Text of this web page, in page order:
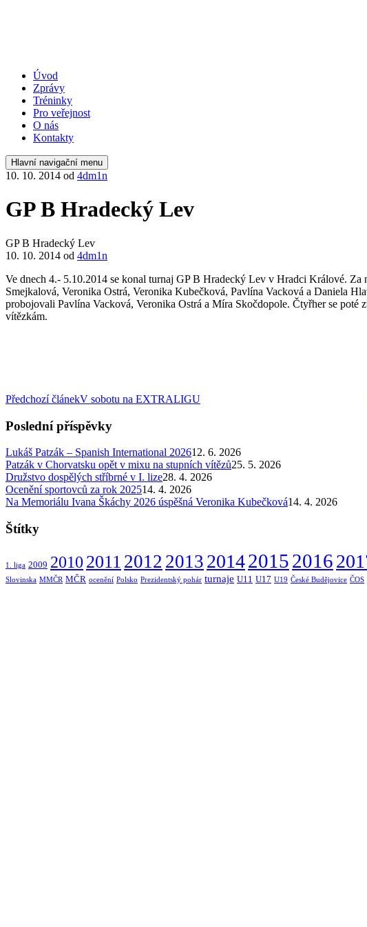
Úvod
Zprávy
Tréninky
Pro veřejnost
O nás
Kontakty
Hlavní navigační menu
10. 10. 2014 od 4dm1n
GP B Hradecký Lev
GP B Hradecký Lev
10. 10. 2014 od 4dm1n
Ve dnech 4.- 5.10.2014 se konal turnaj GP B Hradecký Lev v Hradci Králové.
Smejkalová, Veronika Ostrá, Veronika Kubečková, Pavlína Vacková a Daniela
probojovali Pavlína Vacková, Veronika Ostrá a Míra Skočdopole. Čtyřher se
vítězkám.
Předchozí článekV sobotu na EXTRALIGU
Poslední příspěvky
Lukáš Patzák – Spanish International 202612. 6. 2026
Patzák v Chorvatsku opět v mixu na stupních vítězů25. 5. 2026
Družstvo dospělých stříbrné v I. lize28. 4. 2026
Ocenění sportovců za rok 202514. 4. 2026
Na Memoriálu Ivana Škáchy 2026 úspěšná Veronika Kubečková14. 4. 2026
Štítky
1. liga 2009 2010 2011 2012 2013 201420152016
Slovinska MMČR MČR ocenění Polsko Prezidentský pohár turnaje U11 U17 U19 České Budějovice ČOS